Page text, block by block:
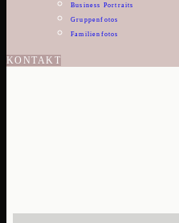
Business Portraits
Gruppenfotos
Familienfotos
KONTAKT